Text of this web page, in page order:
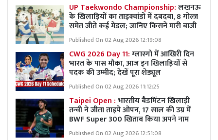
UP Taekwondo Championship:लखनऊ
के खिलाड़ियों का ताइक्वांडो में दबदबा, 8 गोल्ज
समेत जीते कई मेडल; जानिए किसने मारी बाजी
Published On 02 Aug 2026 12:19:08
CWG 2026 Day 11:ग्लास्गो में आखिरी दिन
भारत के पास मौका, आज इन खिलाड़ियों से
पदक की उम्मीद; देखें पूरा शेड्यूल
Published On 02 Aug 2026 11:12:25
Taipei Open :भारतीय बैडमिंटन खिलाड़ी
तन्वी ने जीता ताइपे ओपन, 17 साल की उम्र में
BWF Super 300 खिताब किया अपने नाम
Published On 02 Aug 2026 12:51:08